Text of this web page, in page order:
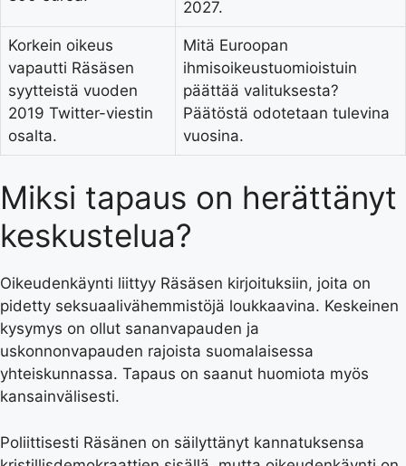
2027.
Korkein oikeus
vapautti Räsäsen
syytteistä vuoden
2019 Twitter-viestin
osalta.
Mitä Euroopan
ihmisoikeustuomioistuin
päättää valituksesta?
Päätöstä odotetaan tulevina
vuosina.
Miksi tapaus on herättänyt
keskustelua?
Oikeudenkäynti liittyy Räsäsen kirjoituksiin, joita on
pidetty seksuaalivähemmistöjä loukkaavina. Keskeinen
kysymys on ollut sananvapauden ja
uskonnonvapauden rajoista suomalaisessa
yhteiskunnassa. Tapaus on saanut huomiota myös
kansainvälisesti.
Poliittisesti Räsänen on säilyttänyt kannatuksensa